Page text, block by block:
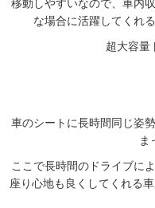
移動しやすいなので、車内
な場合に活躍してくれ
超大容量
車のシートに長時間同じ姿
ま
ここで長時間のドライブに
座り心地も良くしてくれる